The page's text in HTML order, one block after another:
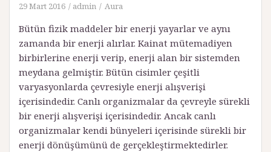
29 Mart 2016 admin Aura
Bütün fizik maddeler bir enerji yayarlar ve aynı
zamanda bir enerji alırlar. Kainat mütemadiyen
birbirlerine enerji verip, enerji alan bir sistemden
meydana gelmiştir. Bütün cisimler çeşitli
varyasyonlarda çevresiyle enerji alışverişi
içerisindedir. Canlı organizmalar da çevreyle sürekli
bir enerji alışverişi içerisindedir. Ancak canlı
organizmalar kendi bünyeleri içerisinde sürekli bir
enerji dönüşümünü de gerçekleştirmektedirler.